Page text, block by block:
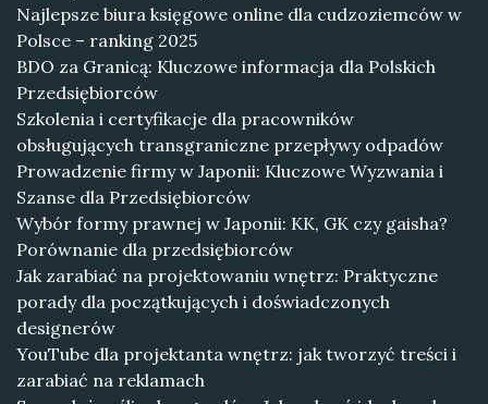
Najlepsze biura księgowe online dla cudzoziemców w
Polsce – ranking 2025
BDO za Granicą: Kluczowe informacja dla Polskich
Przedsiębiorców
Szkolenia i certyfikacje dla pracowników
obsługujących transgraniczne przepływy odpadów
Prowadzenie firmy w Japonii: Kluczowe Wyzwania i
Szanse dla Przedsiębiorców
Wybór formy prawnej w Japonii: KK, GK czy gaisha?
Porównanie dla przedsiębiorców
Jak zarabiać na projektowaniu wnętrz: Praktyczne
porady dla początkujących i doświadczonych
designerów
YouTube dla projektanta wnętrz: jak tworzyć treści i
zarabiać na reklamach